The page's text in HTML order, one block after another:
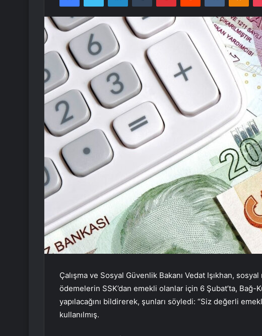
Çalışma ve Sosyal Güvenlik Bakanı Vedat Işıkhan, sosyal
ödemelerin SSK’dan emekli olanlar için 6 Şubat’ta, Bağ-
yapılacağını bildirerek, şunları söyledi: “Siz değerli
kullanılmış.